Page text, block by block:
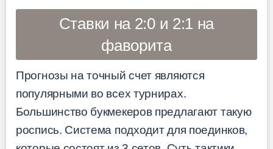
Ставки на 2:0 и 2:1 на
фаворита
Прогнозы на точный счет являются
популярными во всех турнирах.
Большинство букмекеров предлагают такую
роспись. Система подходит для поединков,